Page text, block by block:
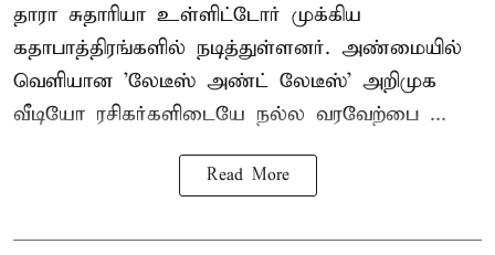
தாரா சுதாரியா உள்ளிட்டோர் முக்கிய
கதாபாத்திரங்களில் நடித்துள்ளனர். அண்மையில்
வெளியான 'லேடீஸ் அண்ட் லேடீஸ்' அறிமுக
வீடியோ ரசிகர்களிடையே நல்ல வரவேற்பை ...
Read More